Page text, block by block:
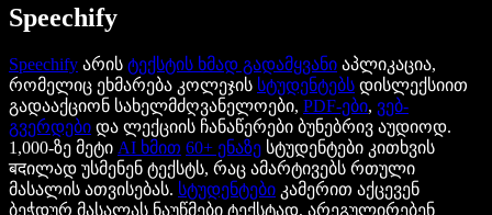
Speechify
Speechify არის ტექსტის ხმად გადამყვანი აპლიკაცია,
რომელიც ეხმარება კოლეჯის სტუდენტებს დისლექსიით
გადააქციონ სახელმძღვანელოები, PDF-ები, ვებ-
გვერდები და ლექციის ჩანაწერები ბუნებრივ აუდიოდ.
1,000-ზე მეტი AI ხმით 60+ ენაზე სტუდენტები კითხვის
बदილად უსმენენ ტექსტს, რაც ამარტივებს რთული
მასალის ათვისებას. სტუდენტები კამერით აქცევენ
ბეჭდურ მასალას ნაუწმები ტექსტად, არეგულირებენ